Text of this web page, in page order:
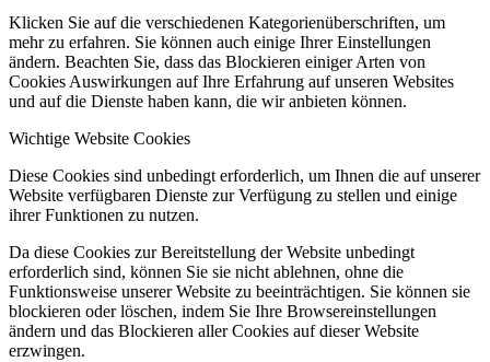
Klicken Sie auf die verschiedenen Kategorienüberschriften, um
mehr zu erfahren. Sie können auch einige Ihrer Einstellungen
ändern. Beachten Sie, dass das Blockieren einiger Arten von
Cookies Auswirkungen auf Ihre Erfahrung auf unseren Websites
und auf die Dienste haben kann, die wir anbieten können.
Wichtige Website Cookies
Diese Cookies sind unbedingt erforderlich, um Ihnen die auf unserer
Website verfügbaren Dienste zur Verfügung zu stellen und einige
ihrer Funktionen zu nutzen.
Da diese Cookies zur Bereitstellung der Website unbedingt
erforderlich sind, können Sie sie nicht ablehnen, ohne die
Funktionsweise unserer Website zu beeinträchtigen. Sie können sie
blockieren oder löschen, indem Sie Ihre Browsereinstellungen
ändern und das Blockieren aller Cookies auf dieser Website
erzwingen.